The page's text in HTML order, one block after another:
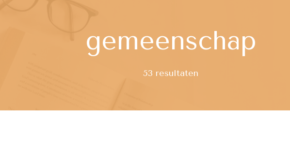
gemeenschap
53 resultaten